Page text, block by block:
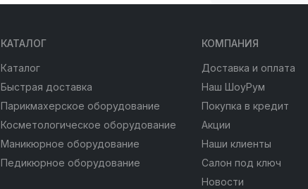
КАТАЛОГ
Каталог
Быстрая доставка
Парикмахерское оборудование
Косметологическое оборудование
Маникюрное оборудование
Педикюрное оборудование
КОМПАНИЯ
Доставка и оплата
Наш ШоуРум
Покупка в кредит
Акции
Наши клиенты
Салон под ключ
Новости